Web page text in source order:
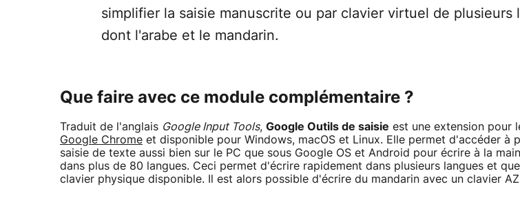
simplifier la saisie manuscrite ou par clavier virtuel de plusieurs
dont l'arabe et le mandarin.
Que faire avec ce module complémentaire ?
Traduit de l'anglais Google Input Tools, Google Outils de saisie est une extension pour
Google Chrome et disponible pour Windows, macOS et Linux. Elle permet d'accéder à
saisie de texte aussi bien sur le PC que sous Google OS et Android pour écrire à la
dans plus de 80 langues. Ceci permet d'écrire rapidement dans plusieurs langues et
clavier physique disponible. Il est alors possible d'écrire du mandarin avec un clavier